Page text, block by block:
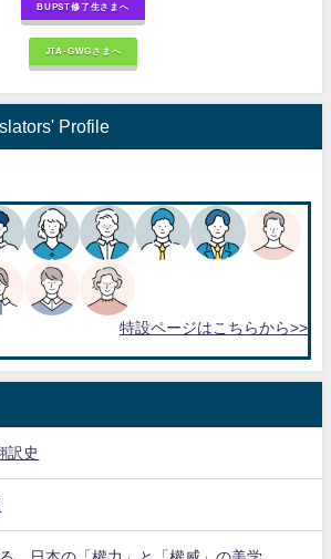
BUPST修了生さまへ
JTA-GWGさまへ
Profile
特設ページはこちらから>>
訳史